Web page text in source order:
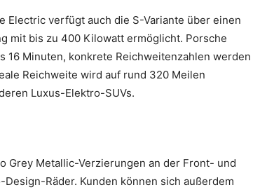
Electric verfügt auch die S-Variante über einen
mit bis zu 400 Kilowatt ermöglicht. Porsche
16 Minuten, konkrete Reichweitenzahlen werden
Reichweite wird auf rund 320 Meilen
Luxus-Elektro-SUVs.
Grey Metallic-Verzierungen an der Front- und
Räder. Kunden können sich außerdem